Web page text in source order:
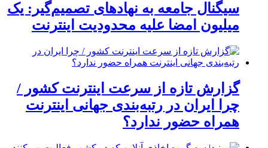
سیگنال جامعه به نهادهای تصمیم‌گیر: یک
میلیون امضا علیه محدودیت اینترنت
گزارش تازه از سرعت اینترنت کشور /
چرا ایران در رتبه‌بندی جهانی اینترنت
همراه حضور ندارد؟